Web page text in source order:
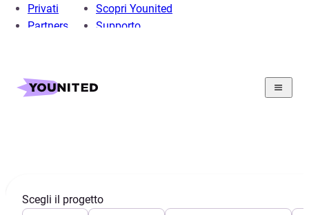
Privati
Partners
Scopri Younited
Supporto
Home
Scegli il progetto